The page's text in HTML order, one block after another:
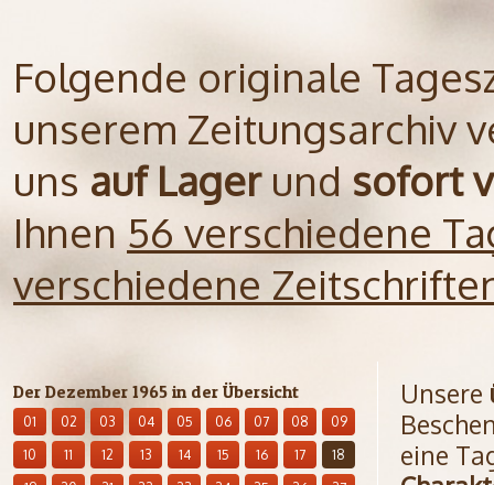
Folgende originale
unserem Zeitungsarchiv
uns auf Lagerund sofort
Ihnen 56 verschiedene
verschiedene
Der Dezember 1965 in der Übersicht
01 02 03 04 05 06 07 08
09
10
11 12 13 14 15 16 17
18
Unsere
eine